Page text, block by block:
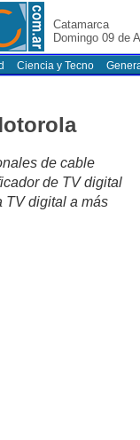
Catamarca
Domingo 09 de
Ciencia y Tecno
de cable
de TV digital
TV digital a más